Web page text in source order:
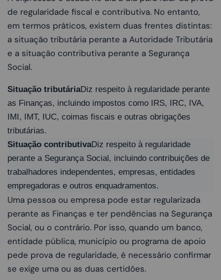
de regularidade fiscal e contributiva. No entanto,
em termos práticos, existem duas frentes distintas:
a situação tributária perante a Autoridade Tributária
e a situação contributiva perante a Segurança
Social.
Situação tributáriaDiz respeito à regularidade perante
as Finanças, incluindo impostos como IRS, IRC, IVA,
IMI, IMT, IUC, coimas fiscais e outras obrigações
tributárias.
Situação contributivaDiz respeito à regularidade
perante a Segurança Social, incluindo contribuições de
trabalhadores independentes, empresas, entidades
empregadoras e outros enquadramentos.
Uma pessoa ou empresa pode estar regularizada
perante as Finanças e ter pendências na Segurança
Social, ou o contrário. Por isso, quando um banco,
entidade pública, município ou programa de apoio
pede prova de regularidade, é necessário confirmar
se exige uma ou as duas certidões.